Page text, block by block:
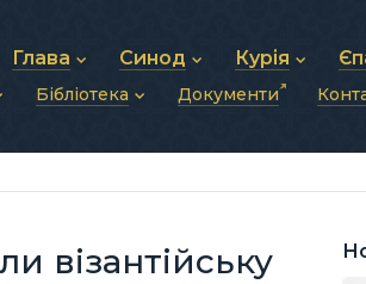
Глава
Блаженніший Святослав
Фотографії
Синод
Синод Єпископів
Митрополичі Синоди
Курія
Душпастирська
Зв’язки та
Бібліотека
Молитви
Документи
візантійську